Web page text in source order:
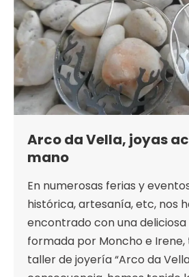
Arco da Vella, joyas
mano
En numerosas ferias y
histórica, artesanía, etc, nos
encontrado con una deliciosa
formada por Moncho e
taller de joyería “Arco da